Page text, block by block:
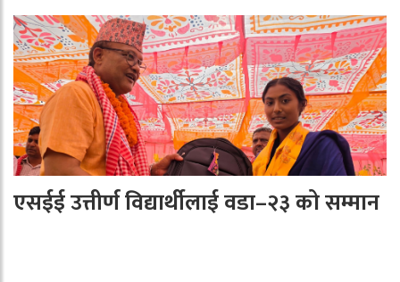
एसईई उत्तीर्ण विद्यार्थीलाई वडा–२३ को सम्मान